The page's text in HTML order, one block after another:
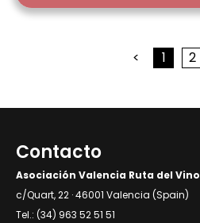
< 1 2
Contacto
Asociación Valencia Ruta del Vino
c/Quart, 22 · 46001 Valencia (Spain)
Tel.: (34) 963 52 51 51